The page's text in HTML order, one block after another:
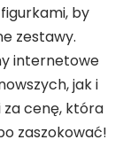
by
zestawy.
internetowe
jak i
cenę, która
zaszokować!